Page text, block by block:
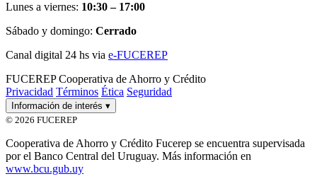
Lunes a viernes: 10:30 – 17:00
Sábado y domingo: Cerrado
Canal digital 24 hs via e-FUCEREP
FUCEREP Cooperativa de Ahorro y Crédito
Privacidad Términos Ética Seguridad
Información de interés ▾
© 2026 FUCEREP
Cooperativa de Ahorro y Crédito Fucerep se encuentra supervisada
por el Banco Central del Uruguay. Más información en
www.bcu.gub.uy